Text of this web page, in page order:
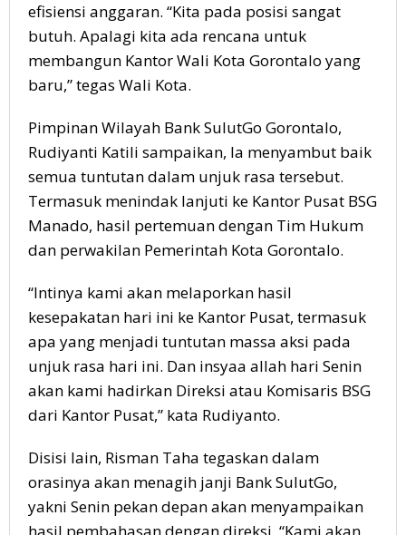
efisiensi anggaran. “Kita pada posisi sangat
butuh. Apalagi kita ada rencana untuk
membangun Kantor Wali Kota Gorontalo yang
baru,” tegas Wali Kota.
Pimpinan Wilayah Bank SulutGo Gorontalo,
Rudiyanti Katili sampaikan, Ia menyambut baik
semua tuntutan dalam unjuk rasa tersebut.
Termasuk menindak lanjuti ke Kantor Pusat BSG
Manado, hasil pertemuan dengan Tim Hukum
dan perwakilan Pemerintah Kota Gorontalo.
“Intinya kami akan melaporkan hasil
kesepakatan hari ini ke Kantor Pusat, termasuk
apa yang menjadi tuntutan massa aksi pada
unjuk rasa hari ini. Dan insyaa allah hari Senin
akan kami hadirkan Direksi atau Komisaris BSG
dari Kantor Pusat,” kata Rudiyanto.
Disisi lain, Risman Taha tegaskan dalam
orasinya akan menagih janji Bank SulutGo,
yakni Senin pekan depan akan menyampaikan